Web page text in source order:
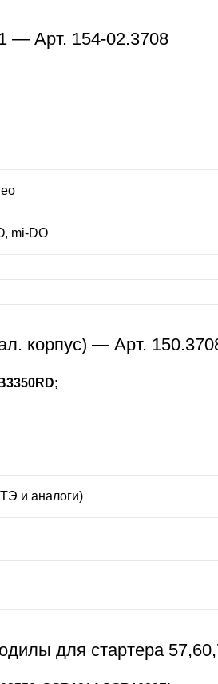
— Арт. 154-02.3708
mi-DO
корпус) — Арт.
и аналоги)
для стартера